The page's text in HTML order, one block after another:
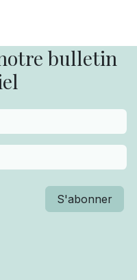
bulletin
S'abonner